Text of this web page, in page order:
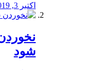
اکتبر 3, 2019
‌شود